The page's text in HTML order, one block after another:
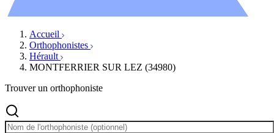
Accueil
Orthophonistes
Hérault
MONTFERRIER SUR LEZ (34980)
Trouver un orthophoniste